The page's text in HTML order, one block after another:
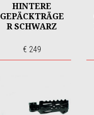
HINTERE
GEPÄCKTRÄGE
R SCHWARZ
€ 249